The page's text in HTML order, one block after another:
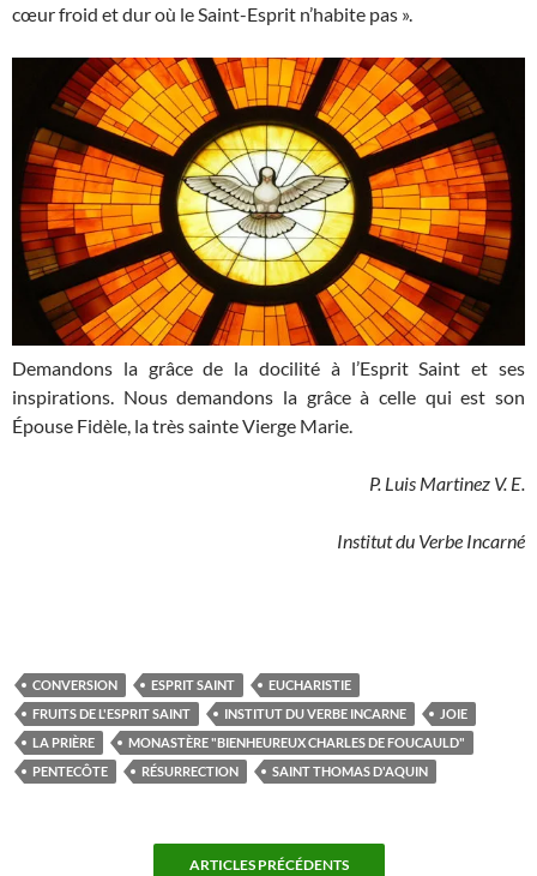
cœur froid et dur où le Saint-Esprit n’habite pas ».
Demandons la grâce de la docilité à l’Esprit Saint et ses
inspirations. Nous demandons la grâce à celle qui est son
Épouse Fidèle, la très sainte Vierge Marie.
P. Luis Martinez V. E.
Institut du Verbe Incarné
CONVERSION ESPRIT SAINT
EUCHARISTIE
FRUITS DE L'ESPRIT SAINT
INSTITUT DU VERBE INCARNE
JOIE
LA PRIÈRE
MONASTÈRE "BIENHEUREUX CHARLES DE FOUCAULD"
PENTECÔTE
RÉSURRECTION SAINT THOMAS D'AQUIN
ARTICLES PRÉCÉDENTS